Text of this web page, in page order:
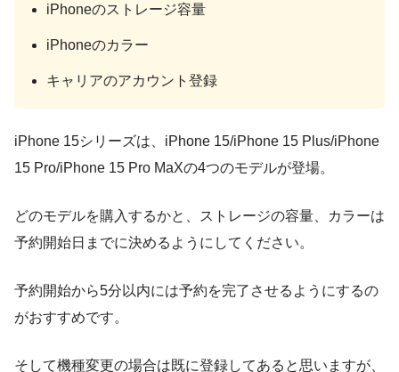
iPhoneのストレージ容量
iPhoneのカラー
キャリアのアカウント登録
iPhone 15シリーズは、iPhone 15/iPhone 15 Plus/iPhone
15 Pro/iPhone 15 Pro MaXの4つのモデルが登場。
どのモデルを購入するかと、ストレージの容量、カラーは
予約開始日までに決めるようにしてください。
予約開始から5分以内には予約を完了させるようにするの
がおすすめです。
そして機種変更の場合は既に登録してあると思いますが、